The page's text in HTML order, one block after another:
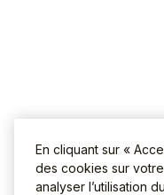
En cliquant sur «
des cookies sur
analyser l’utilisation